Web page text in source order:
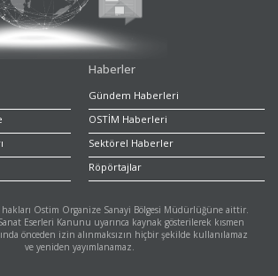
Haberler
Gündem Haberleri
OSTİM Haberleri
Sektörel Haberler
Röpörtajlar
Ostim Organize Sanayi Bölgesi Müdürlüğüne aittir.
Eserleri Kanunu uyarınca kaynak gösterilerek kısmen
önceden izin alınmaksızın hiçbir şekilde kullanılamaz
ve yeniden yayımlanamaz.